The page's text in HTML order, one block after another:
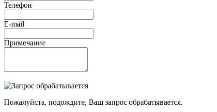
Телефон
E-mail
Примечание
Пожалуйста, подождите, Ваш запрос обрабатывается.